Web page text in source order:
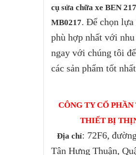
cụ sửa chữa xe BEN
MB0217. Để chọn lựa
phù hợp nhất với
ngay với chúng tôi
các sản phẩm tốt
CÔNG TY CỔ
THIẾT BỊ
Địa chỉ: 72F6,
Tân Hưng Thuận,